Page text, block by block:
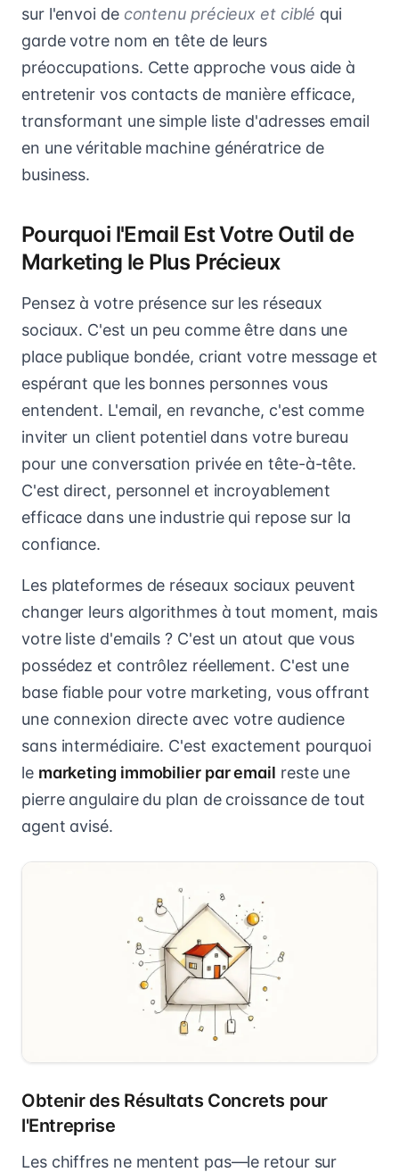
sur l'envoi de contenu précieux et ciblé qui
garde votre nom en tête de leurs
préoccupations. Cette approche vous aide à
entretenir vos contacts de manière efficace,
transformant une simple liste d'adresses email
en une véritable machine génératrice de
business.
Pourquoi l'Email Est Votre Outil de
Marketing le Plus Précieux
Pensez à votre présence sur les réseaux
sociaux. C'est un peu comme être dans une
place publique bondée, criant votre message et
espérant que les bonnes personnes vous
entendent. L'email, en revanche, c'est comme
inviter un client potentiel dans votre bureau
pour une conversation privée en tête-à-tête.
C'est direct, personnel et incroyablement
efficace dans une industrie qui repose sur la
confiance.
Les plateformes de réseaux sociaux peuvent
changer leurs algorithmes à tout moment, mais
votre liste d'emails ? C'est un atout que vous
possédez et contrôlez réellement. C'est une
base fiable pour votre marketing, vous offrant
une connexion directe avec votre audience
sans intermédiaire. C'est exactement pourquoi
le marketing immobilier par email reste une
pierre angulaire du plan de croissance de tout
agent avisé.
Obtenir des Résultats Concrets pour
l'Entreprise
Les chiffres ne mentent pas—le retour sur